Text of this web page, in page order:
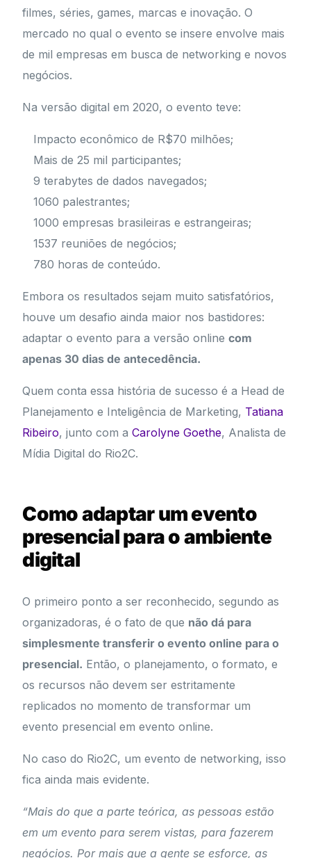
filmes, séries, games, marcas e inovação. O
mercado no qual o evento se insere envolve mais
de mil empresas em busca de networking e novos
negócios.
Na versão digital em 2020, o evento teve:
Impacto econômico de R$70 milhões;
Mais de 25 mil participantes;
9 terabytes de dados navegados;
1060 palestrantes;
1000 empresas brasileiras e estrangeiras;
1537 reuniões de negócios;
780 horas de conteúdo.
Embora os resultados sejam muito satisfatórios,
houve um desafio ainda maior nos bastidores:
adaptar o evento para a versão onlinecom
apenas 30 dias de antecedência.
Quem conta essa história de sucesso é a Head de
Planejamento e Inteligência de Marketing, Tatiana
Ribeiro, junto com aCarolyne Goethe, Analista de
Mídia Digital do Rio2C.
Como adaptar um evento
presencial para o ambiente
digital
O primeiro ponto a ser reconhecido, segundo as
organizadoras, é o fato de que não dá para
simplesmente transferir o evento online para o
presencial. Então, o planejamento, o formato, e
os recursos não devem ser estritamente
replicados no momento de transformar um
evento presencial em evento online.
No caso do Rio2C, um evento de networking, isso
fica ainda mais evidente.
“Mais do que a parte teórica, as pessoas estão
em um evento para serem vistas, para fazerem
negócios. Por mais que a gente se esforce, as